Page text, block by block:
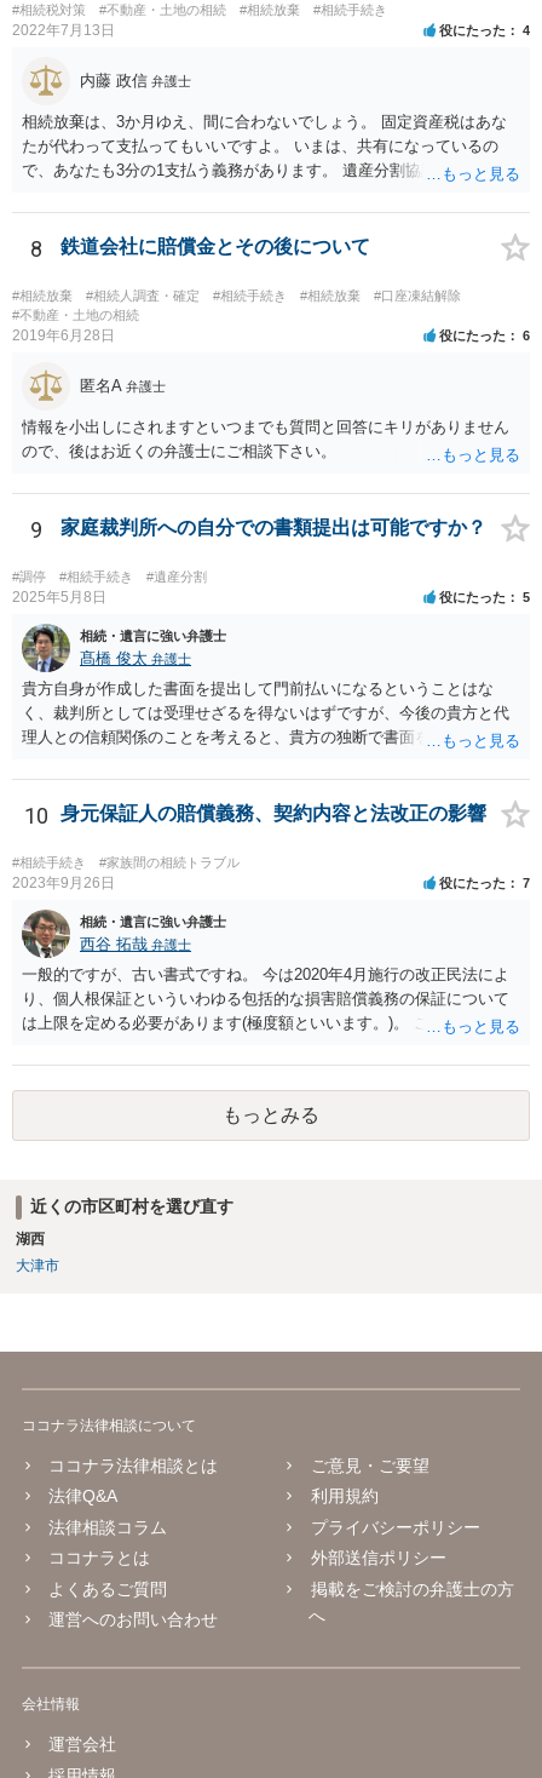
に葬儀費用を支出する経済力がなく、質素な葬儀を行った費用であれ
ば相続財産から支出しても単純承認と認められない可能性が高いの
#相続税対策 #不動産・土地の相続 #相続放棄 #相続手続き
2022年7月13日 役にたった 4
内藤 政信 弁護士
相続放棄は、3か月ゆえ、間に合わないでしょう。 固定資産税はあな
たが代わって支払ってもいいですよ。 いまは、共有になっているの
で、あなたも3分の1支払う義務があります。 遺産分割協議をして、不
払い義務があります。
8 鉄道会社に賠償金とその後について
#相続放棄 #相続人調査・確定 #相続手続き #相続放棄
#口座凍結解除
#不動産・土地の相続
2019年6月28日 役にたった 6
匿名A 弁護士
情報を小出しにされますといつまでも質問と回答にキリがありません
ので、後はお近くの弁護士にご相談下さい。
9 家庭裁判所への自分での書類提出は可能ですか？
#調停 #相続手続き #遺産分割
2025年5月8日 役にたった 5
相続・遺言に強い弁護士
髙橋 俊太 弁護士
貴方自身が作成した書面を提出して門前払いになるということはな
く、裁判所としては受理せざるを得ないはずですが、今後の貴方と代
理人との信頼関係のことを考えると、貴方の独断で書面を提出したり
士が主張書面の提出を渋っているようですが、弁護士として提出の実
益がないと考えている可能性もあると思いますので、そのあたりも含
います。単に面倒臭いということで書面提出をしないということであ
れば、当該弁護士との委任関係を修了した上で、貴方のほうで書面提
出することを検討なさった方がよいでしょう。
10 身元保証人の賠償義務、契約内容と法改正の影響
#相続手続き #家族間の相続トラブル
2023年9月26日 役にたった 7
相続・遺言に強い弁護士
西谷 拓哉 弁護士
一般的ですが、古い書式ですね。 今は2020年4月施行の改正民法によ
り、個人根保証といういわゆる包括的な損害賠償義務の保証について
は上限を定める必要があります(極度額といいます。)。 この書式にサ
り、会社側は請求できない可能性が高そうです。
もっとみる
近くの市区町村を選び直す
湖西
大津市
ココナラ法律相談について
ココナラ法律相談とは
法律Q&A
法律相談コラム
ココナラとは
よくあるご質問
運営へのお問い合わせ
ご意見・ご要望
利用規約
プライバシーポリシー
外部送信ポリシー
掲載をご検討の弁護士の方
へ
会社情報
運営会社